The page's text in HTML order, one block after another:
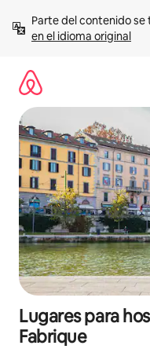
contenido
Parte del contenido
en el idioma original
Lugares para
Fabrique